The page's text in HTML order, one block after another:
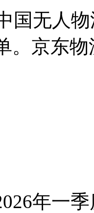
国无人
。京东
年一